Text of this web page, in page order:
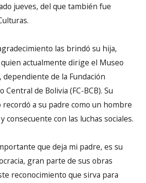
jueves, del que también fue
las brindó su hija,
actualmente dirige el Museo
dependiente de la Fundación
Central de Bolivia (FC-BCB). Su
a su padre como un hombre
consecuente con las luchas sociales.
que deja mi padre, es su
gran parte de sus obras
reconocimiento que sirva para